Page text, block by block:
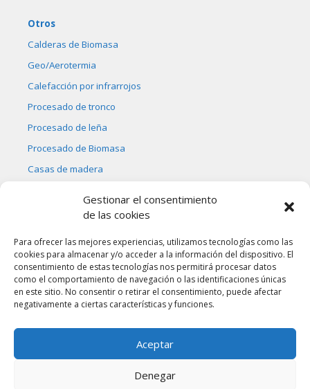
Gestionar el consentimiento
de las cookies
Para ofrecer las mejores experiencias, utilizamos tecnologías como las
cookies para almacenar y/o acceder a la información del dispositivo. El
consentimiento de estas tecnologías nos permitirá procesar datos
como el comportamiento de navegación o las identificaciones únicas
en este sitio. No consentir o retirar el consentimiento, puede afectar
negativamente a ciertas características y funciones.
Aceptar
Denegar
Otros
Calderas de Biomasa
Geo/Aerotermia
Calefacción por infrarrojos
Procesado de tronco
Procesado de leña
Procesado de Biomasa
Casas de madera
Ostargi Energías Alternativas, S.L.
Tel.: 687 056 467